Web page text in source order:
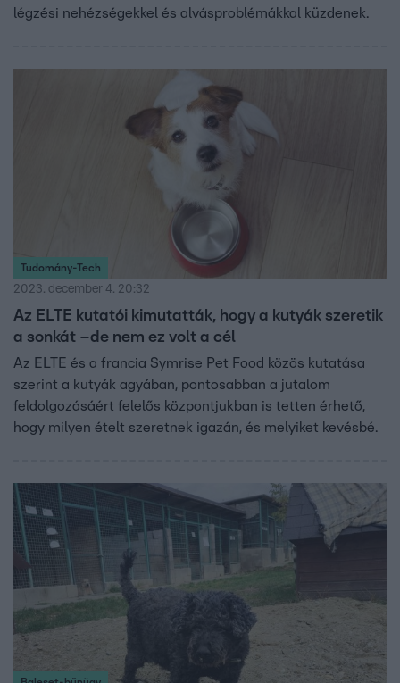
légzési nehézségekkel és alvásproblémákkal küzdenek.
Tudomány-Tech
2023. december 4. 20:32
Az ELTE kutatói kimutatták, hogy a kutyák szeretik
a sonkát –de nem ez volt a cél
Az ELTE és a francia Symrise Pet Food közös kutatása
szerint a kutyák agyában, pontosabban a jutalom
feldolgozásáért felelős központjukban is tetten érhető,
hogy milyen ételt szeretnek igazán, és melyiket kevésbé.